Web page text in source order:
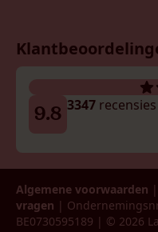
9.8 3347 recensies
Algemene voorwaarden |
vragen |
BE0730595189 | © 2026